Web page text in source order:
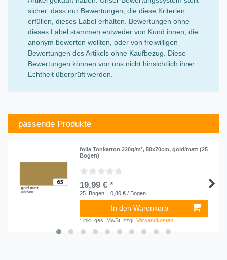
sicher, dass nur Bewertungen, die diese Kriterien
erfüllen, dieses Label erhalten. Bewertungen ohne
dieses Label stammen entweder von Kund:innen, die
anonym bewerten wollten, oder von freiwilligen
Bewertungen des Artikels ohne Kaufbezug. Diese
Bewertungen können von uns nicht hinsichtlich ihrer
Echtheit überprüft werden.
passende Produkte
folia Tonkarton 220g/m², 50x70cm, gold/matt (25
Bogen)
19,99 € *
25 Bogen | 0,80 € / Bogen
In den Warenkorb
*inkl. ges. MwSt. zzgl.Versandkosten